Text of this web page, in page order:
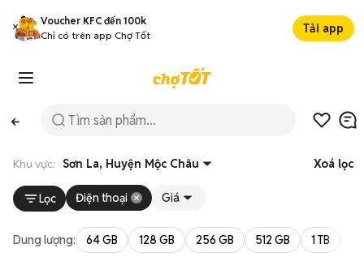
Voucher KFC đến 100k
Chỉ có trên app Chợ Tốt
Tải app
Khu vực: Sơn La, Huyện Mộc Châu Xoá lọc
Lọc Điện thoại Giá
Dung lượng: 64 GB 128 GB 256 GB 512 GB 1 TB